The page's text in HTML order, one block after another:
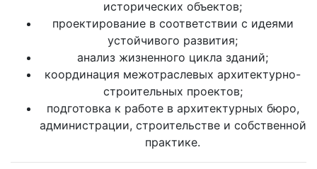
исторических объектов;
проектирование в соответствии с идеями
устойчивого развития;
анализ жизненного цикла зданий;
координация межотраслевых архитектурно-
строительных проектов;
подготовка к работе в архитектурных бюро,
администрации, строительстве и собственной
практике.